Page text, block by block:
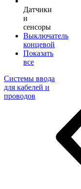
Датчики
и
сенсоры
Выключатель
концевой
Показать
все
Системы ввода
для кабелей и
проводов